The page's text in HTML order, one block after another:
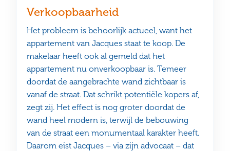
Verkoopbaarheid
Het probleem is behoorlijk actueel, want het
appartement van Jacques staat te koop. De
makelaar heeft ook al gemeld dat het
appartement nu onverkoopbaar is. Temeer
doordat de aangebrachte wand zichtbaar is
vanaf de straat. Dat schrikt potentiële kopers af,
zegt zij. Het effect is nog groter doordat de
wand heel modern is, terwijl de bebouwing
van de straat een monumentaal karakter heeft.
Daarom eist Jacques – via zijn advocaat – dat